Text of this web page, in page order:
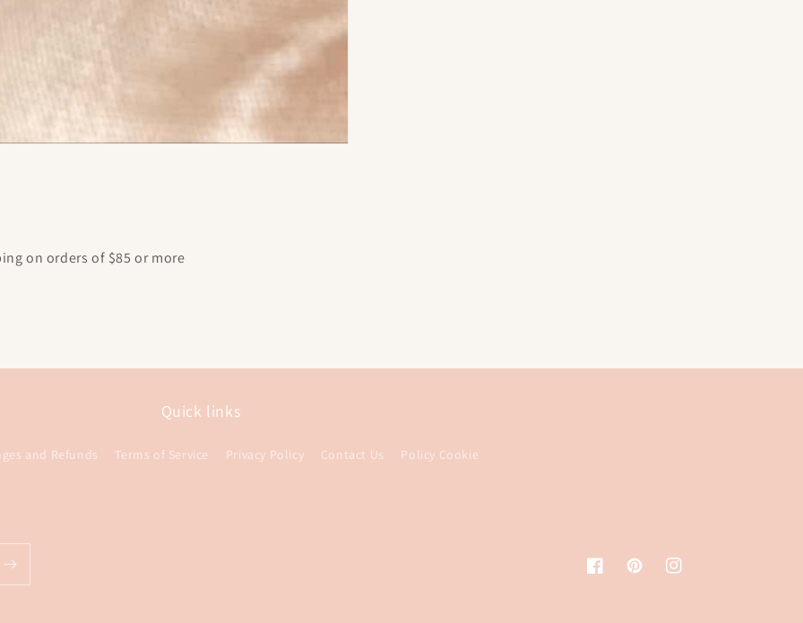
on orders of $85 or more
Quick links
and Refunds Terms of Service Privacy Policy Contact Us Policy Cookie
FacebookPinterestInstagram